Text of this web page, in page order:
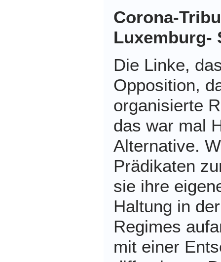
Corona-
Luxemburg-
Die Linke,
Opposition,
organisierte
das war mal
Alternative.
Prädikaten
sie ihre
Haltung in
Regimes
mit einer